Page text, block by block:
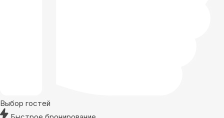
Выбор гостей